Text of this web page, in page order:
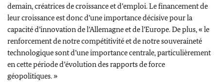
demain, créatrices de croissance et d’emploi. Le financement de
leur croissance est donc d’une importance décisive pour la
capacité d’innovation de l’Allemagne et de l’Europe. De plus, « le
renforcement de notre compétitivité et de notre souveraineté
technologique sont d’une importance centrale, particulièrement
en cette période d’évolution des rapports de force
géopolitiques. »